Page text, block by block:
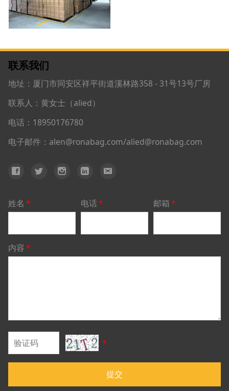
联系我们
地址：厦门市同安区祥平街道溪林路358 - 31号13号厂房
联系人：黄女士（alied）
电话：18950176780
电子邮件：alen@ronabag.com/alied@ronabag.com
姓名 * 电话* 邮箱*
内容*
*
提交